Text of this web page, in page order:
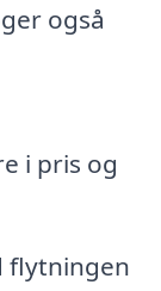
også
i pris og
flytningen